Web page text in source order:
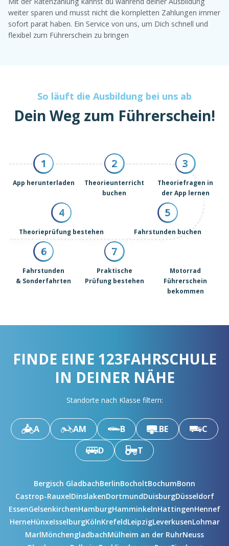
weiter sparen und musst nicht die kompletten Zahlungen immer
sofort parat haben. Ein Service von uns, um Dich schnell und
flexibel zum Führerschein zu bringen
So läuft die Ausbildung bei uns ab
Dein Weg zum Führerschein!
1
App herunterladen
2
Theorieunterricht
buchen
3
Theoriefragen in
der App lernen
5
Fahrstunden buchen
4
Theorieprüfung bestehen
6
Fahrstunden
& Sonderfahrten
7
Praktische
Prüfung bestehen
Motorrad
Führerschein
bekommen
FINDE EINE 123FAHRSCHULE
IN DEINER NÄHE
Standorte nach Klasse filtern:
A AM B BE
C
D
T
Bergisch GladbachBerlinBocholtBochumBonn
Castrop-RauxelDinslakenDortmundDuisburgDüsseldorf
EssenGelsenkirchenHamburgHamminkelnHattingenHennef
HerneHünxeIsselburgKölnKrefeldLeipzigLeverkusenLohmar
MarlMönchengladbachMülheim an der RuhrNeuss